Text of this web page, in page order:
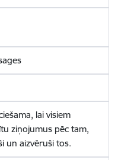
lai visiem
ziņojumus pēc tam,
un aizvēruši tos.